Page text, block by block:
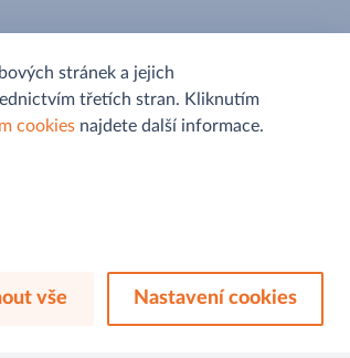
stránek a jejich
třetích stran. Kliknutím
cookies najdete další informace.
vše Nastavení cookies
nás na